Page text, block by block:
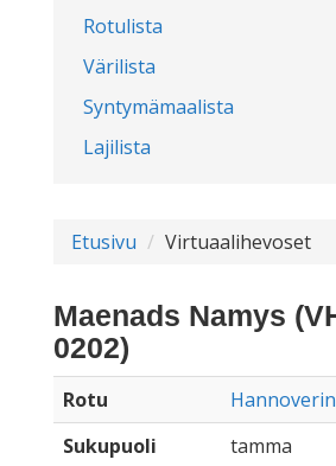
Rotulista
Värilista
Syntymämaalista
Lajilista
Etusivu Virtuaalihevoset
Maenads Namys
0202)
Rotu
Sukupuoli
tamma